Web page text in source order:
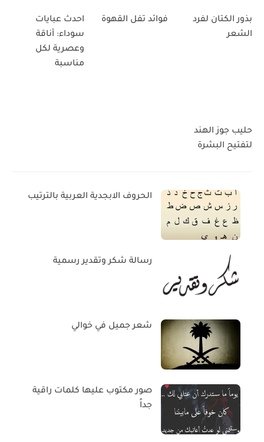
بذور الكتان لفرد
الشعر
فوائد تفل القهوة
احدث عبايات
سوداء: أناقة
وعصرية لكل
مناسبة
حليب جوز الهند
لتفتيح البشرة
الحروف الابجدية العربية بالترتيب
رسالة شكر وتقدير رسمية
شعر جميل في خوالي
صور مكتوب عليها كلمات راقية
جداً